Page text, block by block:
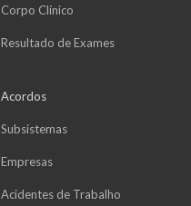
Corpo Clínico
Resultado de Exames
Acordos
Subsistemas
Empresas
Acidentes de Trabalho